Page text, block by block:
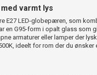
varmt lys
E27 LED-globepæren, som
en G95-form i opalt glass som
armaturer eller lamper der
ideelt for rom der du ønsker